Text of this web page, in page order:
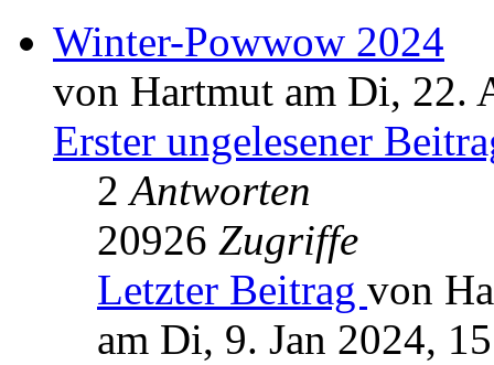
Winter-Powwow 2024
von Hartmut am Di, 22.
Erster ungelesener
2Antworten
20926 Zugriffe
Letzter Beitrag von
am Di, 9. Jan 2024,